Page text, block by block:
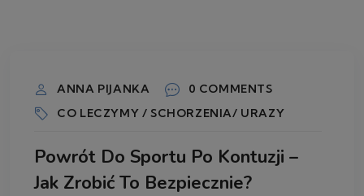
ANNA PIJANKA
0 COMMENTS
CO LECZYMY / SCHORZENIA/ URAZY
Powrót Do Sportu Po Kontuzji –
Jak Zrobić To Bezpiecznie?